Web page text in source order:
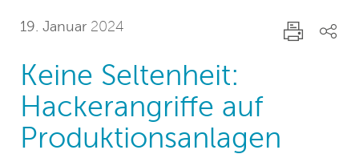
19. Januar 2024
Keine Seltenheit:
Hackerangriffe auf
Produktionsanlagen